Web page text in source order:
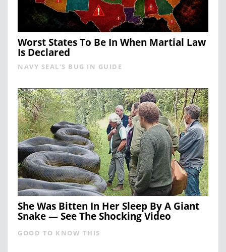
Worst States To Be In When Martial Law
Is Declared
NAVY SEAL'S BUG IN GUIDE
She Was Bitten In Her Sleep By A Giant
Snake — See The Shocking Video
GOOD TO KNOW THIS